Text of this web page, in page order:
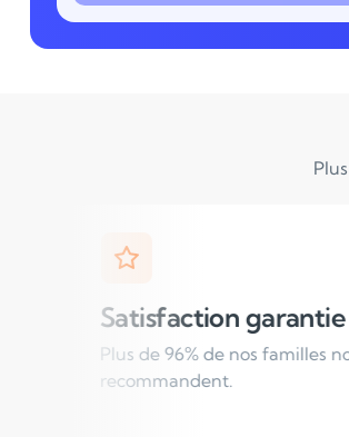
garantie
familles nous
+19 000
Tous les ans,
confiance